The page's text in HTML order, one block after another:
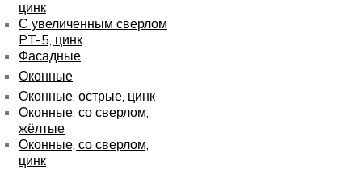
цинк
С увеличенным сверлом
PT-5, цинк
Фасадные
Оконные
Оконные, острые, цинк
Оконные, со сверлом,
жёлтые
Оконные, со сверлом,
цинк